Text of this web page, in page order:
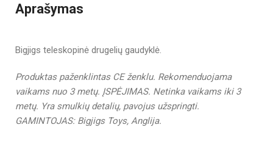
Aprašymas
Bigjigs teleskopinė drugelių gaudyklė.
Produktas paženklintas CE ženklu. Rekomenduojama
vaikams nuo 3 metų. ĮSPĖJIMAS. Netinka vaikams iki 3
metų. Yra smulkių detalių, pavojus užspringti.
GAMINTOJAS: Bigjigs Toys, Anglija.